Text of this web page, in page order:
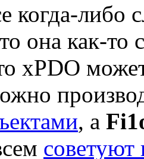
когда-либо
она как-
xPDO
, а
советуют